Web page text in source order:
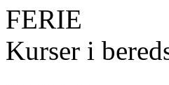
FERIE
Kurser i